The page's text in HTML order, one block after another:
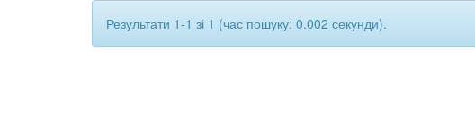
Результати 1-1 зі 1 (час пошуку: 0.002 секунди).